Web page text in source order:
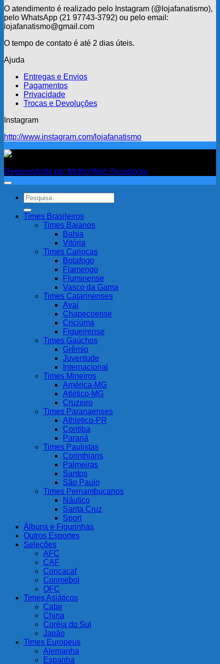
O atendimento é realizado pelo Instagram (@lojafanatismo),
pelo WhatsApp (21 97743-3792) ou pelo email:
lojafanatismo@gmail.com
O tempo de contato é até 2 dias úteis.
Ajuda
Entregas e Envios
Pagamentos
Privacidade
Trocas e Devoluções
Instagram
http://www.instagram.com/lojafanatismo
Desenvolvido por MelhorWeb Tecnologia
Pesquisar
por:
Times Brasileiros
Times Baianos
Bahia
Vitória
Times Cariocas
Botafogo
Flamengo
Fluminense
Vasco da Gama
Times Catarinenses
Avaí
Chapecoense
Criciúma
Figueirense
Times Gaúchos
Grêmio
Juventude
Internacional
Times Mineiros
América-MG
Atlético-MG
Cruzeiro
Times Paranaenses
Athletico-PR
Coritiba
Paraná
Times Paulistas
Corinthians
Palmeiras
Santos
São Paulo
Times Pernambucanos
Náutico
Santa Cruz
Sport
Álbuns e Figurinhas
Outros Esportes
Seleções
AFC
CAF
Concacaf
Conmebol
OFC
Times Asiáticos
Catar
China
Coréia do Sul
Japão
Times Europeus
Alemanha
Espanha